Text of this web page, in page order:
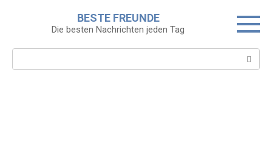
BESTE FREUNDE
Die besten Nachrichten jeden Tag
Search: